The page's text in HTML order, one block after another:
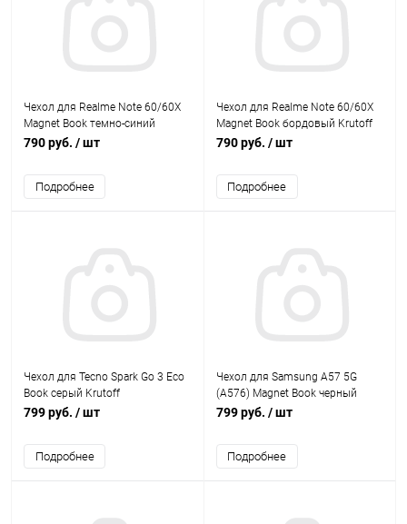
Чехол для Realme Note 60/60X
Magnet Book темно-синий
Krutoff
790 руб. / шт
Подробнее
Чехол для Realme Note 60/60X
Magnet Book бордовый Krutoff
790 руб. / шт
Подробнее
Чехол для Tecno Spark Go 3 Eco
Book серый Krutoff
799 руб. / шт
Подробнее
Чехол для Samsung A57 5G
(А576) Magnet Book черный
Krutoff
799 руб. / шт
Подробнее